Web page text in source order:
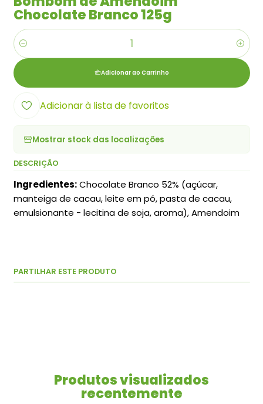
Chocolate Branco 125g
Quantidade
Adicionar ao Carrinho
Adicionar à lista de favoritos
Mostrar stock das localizações
DESCRIÇÃO
Ingredientes:Chocolate Branco 52% (açúcar,
manteiga de cacau, leite em pó, pasta de cacau,
emulsionante - lecitina de soja, aroma), Amendoim
PARTILHAR ESTE PRODUTO
Produtos visualizados
recentemente